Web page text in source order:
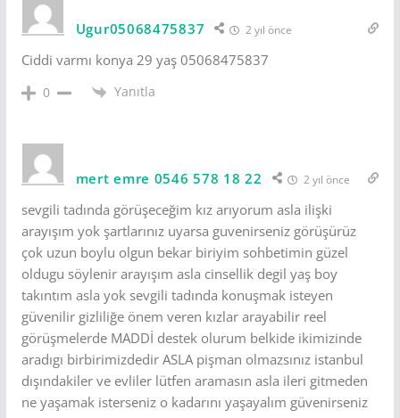
Ugur05068475837 2 yıl önce
Ciddi varmı konya 29 yaş 05068475837
0 Yanıtla
mert emre 0546 578 18 22 2 yıl önce
sevgili tadında görüşeceğim kız arıyorum asla ilişki
arayışım yok şartlarınız uyarsa guvenirseniz görüşürüz
çok uzun boylu olgun bekar biriyim sohbetimin güzel
oldugu söylenir arayışım asla cinsellik degil yaş boy
takıntım asla yok sevgili tadında konuşmak isteyen
güvenilir gizliliğe önem veren kızlar arayabilir reel
görüşmelerde MADDİ destek olurum belkide ikimizinde
aradıgı birbirimizdedir ASLA pişman olmazsınız istanbul
dışındakiler ve evliler lütfen aramasın asla ileri gitmeden
ne yaşamak isterseniz o kadarını yaşayalım güvenirseniz